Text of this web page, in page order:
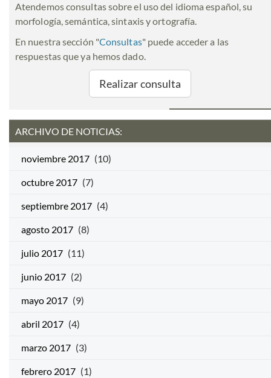
Atendemos consultas sobre el uso del idioma español, su
morfología, semántica, sintaxis y ortografía.
En nuestra sección "Consultas" puede acceder a las
respuestas que ya hemos dado.
Realizar consulta
ARCHIVO DE NOTICIAS:
noviembre 2017 (10)
octubre 2017 (7)
septiembre 2017 (4)
agosto 2017 (8)
julio 2017 (11)
junio 2017 (2)
mayo 2017 (9)
abril 2017 (4)
marzo 2017 (3)
febrero 2017 (1)